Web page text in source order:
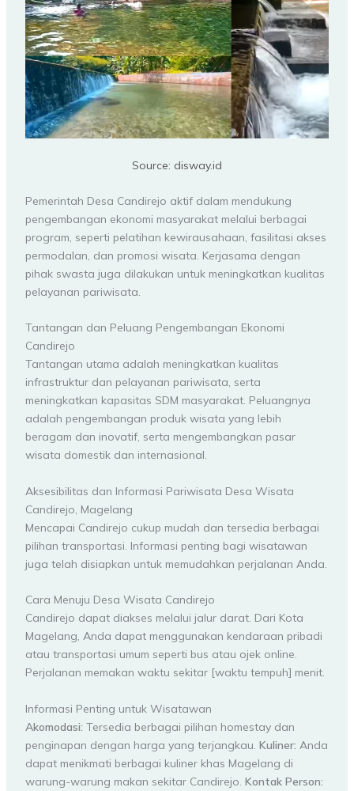
Source: disway.id
Pemerintah Desa Candirejo aktif dalam mendukung
pengembangan ekonomi masyarakat melalui berbagai
program, seperti pelatihan kewirausahaan, fasilitasi akses
permodalan, dan promosi wisata. Kerjasama dengan
pihak swasta juga dilakukan untuk meningkatkan kualitas
pelayanan pariwisata.
Tantangan dan Peluang Pengembangan Ekonomi
Candirejo
Tantangan utama adalah meningkatkan kualitas
infrastruktur dan pelayanan pariwisata, serta
meningkatkan kapasitas SDM masyarakat. Peluangnya
adalah pengembangan produk wisata yang lebih
beragam dan inovatif, serta mengembangkan pasar
wisata domestik dan internasional.
Aksesibilitas dan Informasi Pariwisata Desa Wisata
Candirejo, Magelang
Mencapai Candirejo cukup mudah dan tersedia berbagai
pilihan transportasi. Informasi penting bagi wisatawan
juga telah disiapkan untuk memudahkan perjalanan Anda.
Cara Menuju Desa Wisata Candirejo
Candirejo dapat diakses melalui jalur darat. Dari Kota
Magelang, Anda dapat menggunakan kendaraan pribadi
atau transportasi umum seperti bus atau ojek online.
Perjalanan memakan waktu sekitar [waktu tempuh] menit.
Informasi Penting untuk Wisatawan
Akomodasi: Tersedia berbagai pilihan homestay dan
penginapan dengan harga yang terjangkau. Kuliner: Anda
dapat menikmati berbagai kuliner khas Magelang di
warung-warung makan sekitar Candirejo. Kontak Person: